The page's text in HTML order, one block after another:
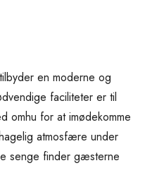
en moderne og
faciliteter er til
omhu for at imødekomme
atmosfære under
senge finder gæsterne